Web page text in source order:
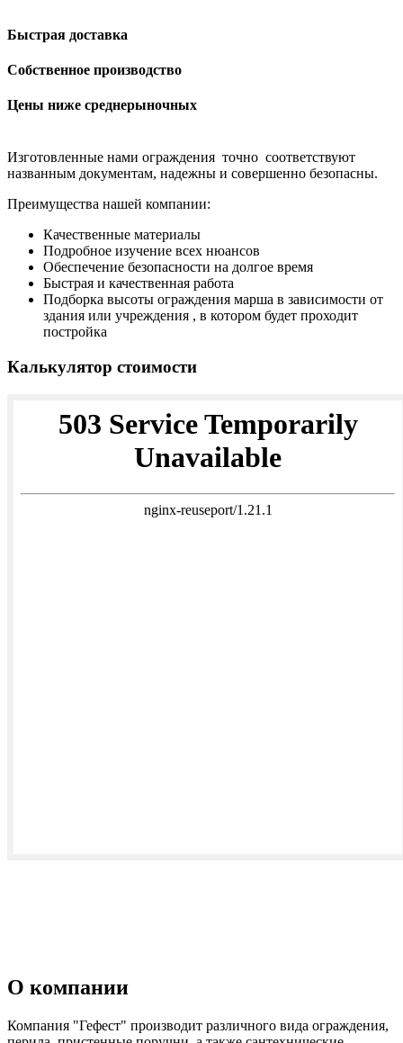
Быстрая доставка
Собственное производство
Цены ниже среднерыночных
Изготовленные нами ограждения точно соответствуют
названным документам, надежны и совершенно безопасны.
Преимущества нашей компании:
Качественные материалы
Подробное изучение всех нюансов
Обеспечение безопасности на долгое время
Быстрая и качественная работа
Подборка высоты ограждения марша в зависимости от
здания или учреждения , в котором будет проходит
постройка
Калькулятор стоимости
О компании
Компания "Гефест" производит различного вида ограждения,